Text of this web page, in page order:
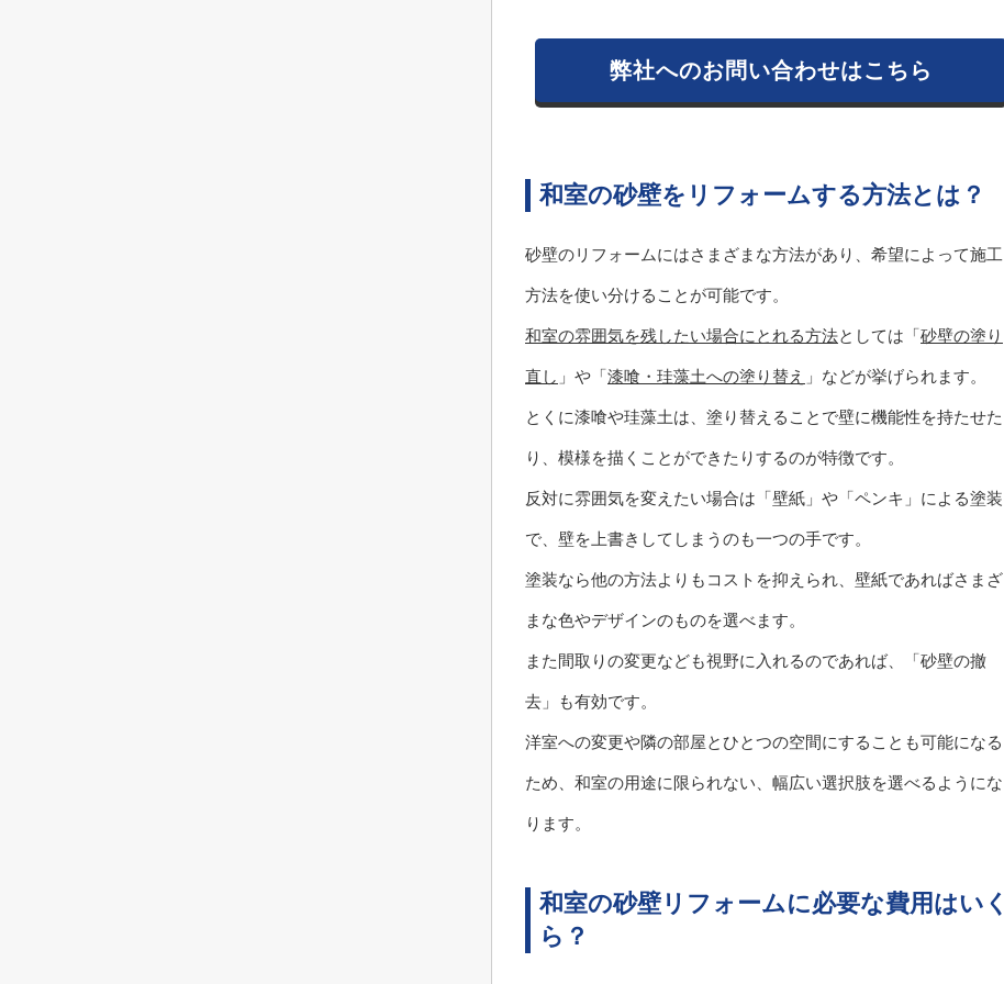
弊社へのお問い合わせはこちら
和室の砂壁をリフォームする方法とは？
砂壁のリフォームにはさまざまな方法があり、希望によって施工
方法を使い分けることが可能です。
和室の雰囲気を残したい場合にとれる方法としては「砂壁の塗り
直し 」や「漆喰・珪藻土への塗り替え 」などが挙げられます。
とくに漆喰や珪藻土は、塗り替えることで壁に機能性を持たせた
り、模様を描くことができたりするのが特徴です。
反対に雰囲気を変えたい場合は「壁紙」や「ペンキ」による塗装
で、壁を上書きしてしまうのも一つの手です。
塗装なら他の方法よりもコストを抑えられ、壁紙であればさまざ
まな色やデザインのものを選べます。
また間取りの変更なども視野に入れるのであれば、「砂壁の撤
去」も有効です。
洋室への変更や隣の部屋とひとつの空間にすることも可能になる
ため、和室の用途に限られない、幅広い選択肢を選べるようにな
ります。
和室の砂壁リフォームに必要な費用はいく
ら？